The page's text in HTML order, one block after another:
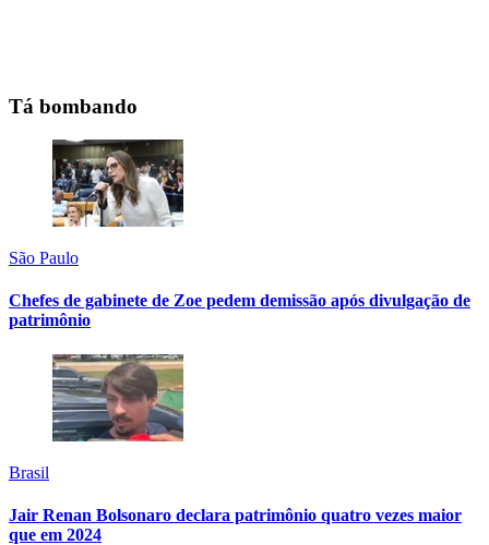
Tá bombando
São Paulo
Chefes de gabinete de Zoe pedem demissão após divulgação de
patrimônio
Brasil
Jair Renan Bolsonaro declara patrimônio quatro vezes maior
que em 2024